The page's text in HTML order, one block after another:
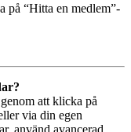
på “Hitta en medlem”-
att klicka på
via din egen
använd avancerad